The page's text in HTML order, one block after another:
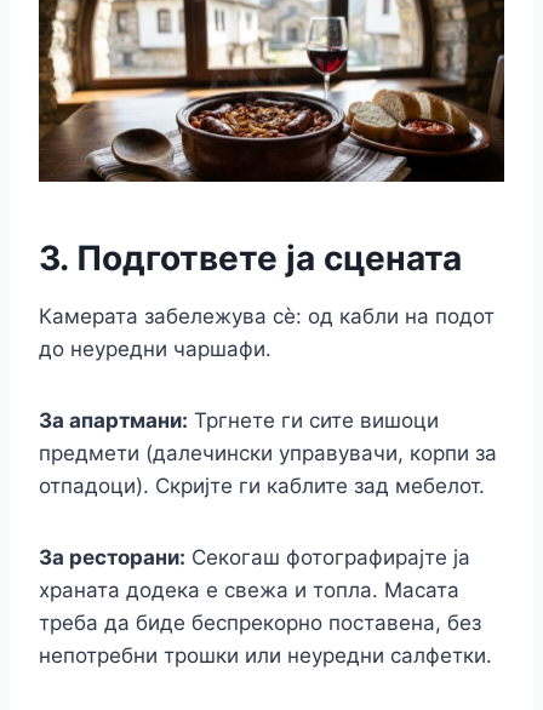
3. Подгответе ја сцената
Камерата забележува сè: од кабли на подот
до неуредни чаршафи.
За апартмани: Тргнете ги сите вишоци
предмети (далечински управувачи, корпи за
отпадоци). Скријте ги каблите зад мебелот.
За ресторани: Секогаш фотографирајте ја
храната додека е свежа и топла. Масата
треба да биде беспрекорно поставена, без
непотребни трошки или неуредни салфетки.